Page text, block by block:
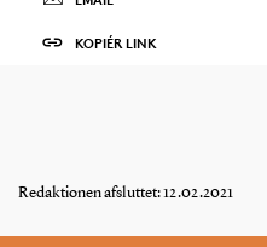
KOPIÉR LINK
Redaktionen afsluttet: 12.02.2021